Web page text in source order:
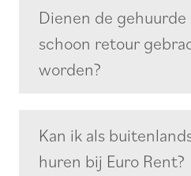
Dienen de
schoon retour
worden?
Kan ik als
huren bij Euro Rent?